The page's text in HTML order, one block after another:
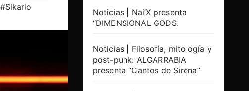
#Sikario
Noticias | Nai’X presenta
“DIMENSIONAL GODS.
Noticias | Filosofía, mitología y
post-punk: ALGARRABIA
presenta “Cantos de Sirena”